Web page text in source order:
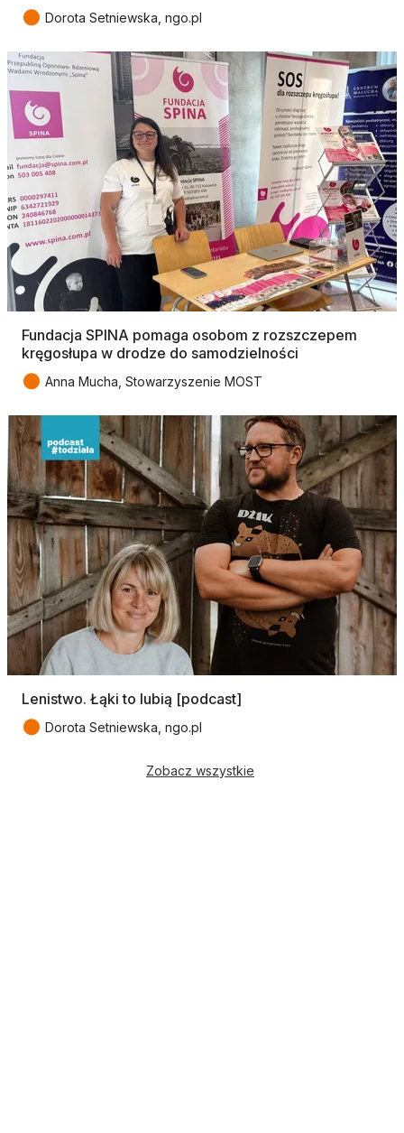
● Dorota Setniewska, ngo.pl
Fundacja SPINA pomaga osobom z rozszczepem
kręgosłupa w drodze do samodzielności
● Anna Mucha, Stowarzyszenie MOST
Lenistwo. Łąki to lubią [podcast]
● Dorota Setniewska, ngo.pl
Zobacz wszystkie